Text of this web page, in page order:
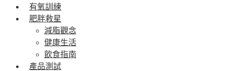
有氧訓練
肥胖救星
減脂觀念
健康生活
飲食指南
產品測試